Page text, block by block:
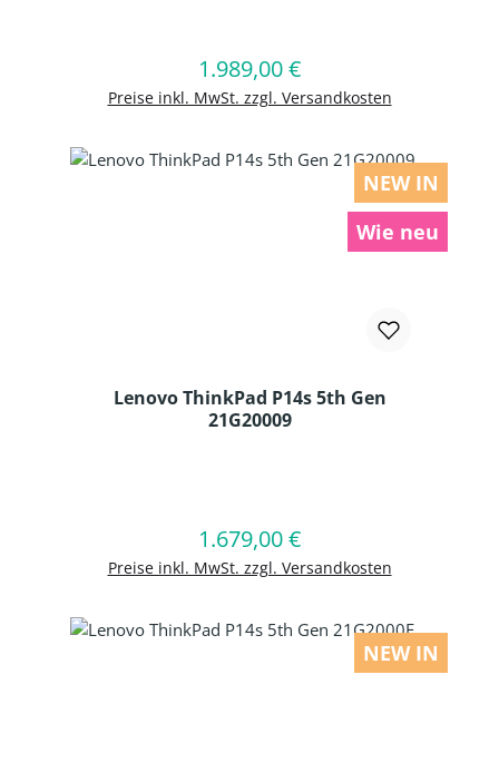
Regulärer Preis:
1.989,00 €
Preise inkl. MwSt. zzgl. Versandkosten
In den Warenkorb
NEW IN
Wie neu
Lenovo ThinkPad P14s 5th Gen
21G20009
Regulärer Preis:
1.679,00 €
Preise inkl. MwSt. zzgl. Versandkosten
In den Warenkorb
NEW IN